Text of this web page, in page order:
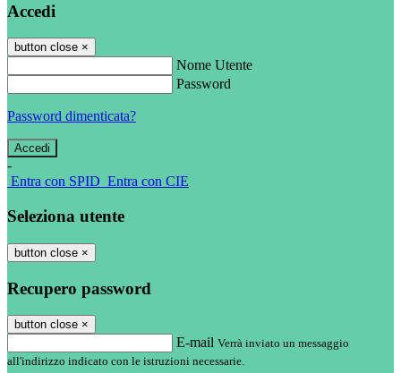
Accedi
button close ×
Nome Utente
Password
Password dimenticata?
-
Entra con SPID Entra con CIE
Seleziona utente
button close ×
Recupero password
button close ×
E-mail Verrà inviato un messaggio
all'indirizzo indicato con le istruzioni necessarie.